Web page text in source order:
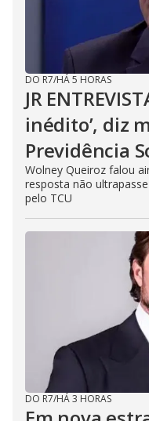
DO R7/HÁ 5 HORAS
JR
inédito’, diz
Previdência
Wolney Queiroz falou
resposta não
pelo TCU
DO R7/HÁ 3 HORAS